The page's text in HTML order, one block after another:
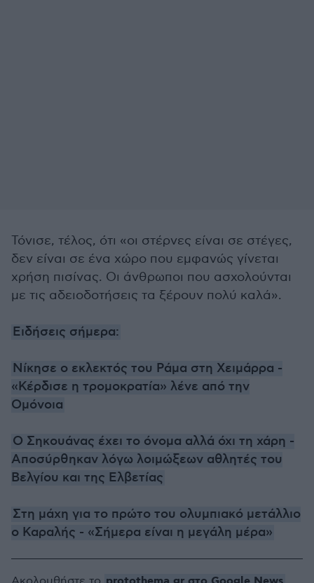
Τόνισε, τέλος, ότι «οι στέρνες είναι σε στέγες,
δεν είναι σε ένα χώρο που εμφανώς γίνεται
χρήση πισίνας. Οι άνθρωποι που ασχολούνται
με τις αδειοδοτήσεις τα ξέρουν πολύ καλά».
Ειδήσεις σήμερα:
Νίκησε ο εκλεκτός του Ράμα στη Χειμάρρα -
«Κέρδισε η τρομοκρατία» λένε από την
Ομόνοια
Ο Σηκουάνας έχει το όνομα αλλά όχι τη χάρη -
Αποσύρθηκαν λόγω λοιμώξεων αθλητές του
Βελγίου και της Ελβετίας
Στη μάχη για το πρώτο του ολυμπιακό μετάλλιο
ο Καραλής - «Σήμερα είναι η μεγάλη μέρα»